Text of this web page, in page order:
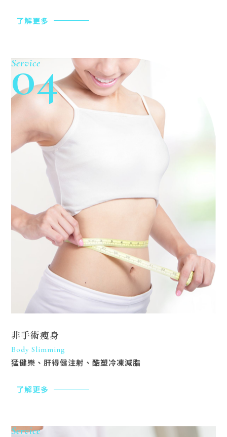
了解更多
Service
04
非手術瘦身
Body Slimming
猛健樂、肝得健注射、酷塑冷凍減脂
了解更多
Service